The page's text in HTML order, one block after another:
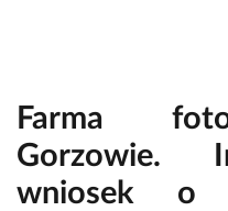
Farma
Gorzowie.
wniosek o